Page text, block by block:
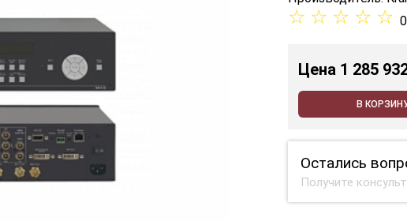
☆ ☆ ☆ ☆ ☆
Цена 1 285
В
Остались
Получите